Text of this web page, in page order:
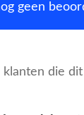
geen
klanten die